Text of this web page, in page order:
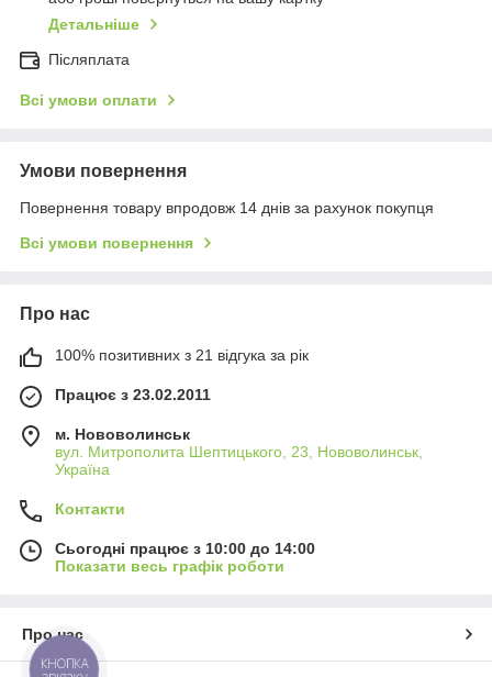
Детальніше
Післяплата
Всі умови оплати
Умови повернення
Повернення товару впродовж 14 днів за рахунок покупця
Всі умови повернення
Про нас
100% позитивних з 21 відгука за рік
Працює з 23.02.2011
м. Нововолинськ
вул. Митрополита Шептицького, 23, Нововолинськ,
Україна
Контакти
Сьогодні працює з 10:00 до 14:00
Показати весь графік роботи
Про нас
КНОПКА